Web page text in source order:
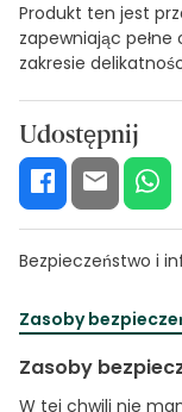
Produkt ten jest
zapewniając
zakresie
Udostępnij
Bezpieczeństwo i
Zasoby
Zasoby
W tej chwili nie